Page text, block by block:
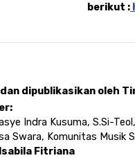
berikut :
dipublikasikan oleh
Indra Kusuma, S.Si-
Swara, Komunitas Musik
Fitriana